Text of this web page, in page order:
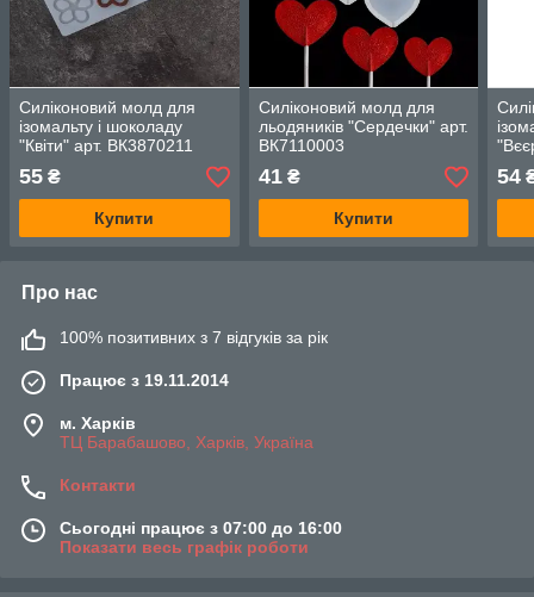
Силіконовий молд для
ізомальту і шоколаду
"Квіти" арт. ВК3870211
55 ₴
Купити
Силіконовий молд для
льодяників "Сердечки" арт.
ВК7110003
41₴
Купити
54
Про нас
100% позитивних з 7 відгуків за рік
Працює з 19.11.2014
м. Харків
ТЦ Барабашово, Харків, Україна
Контакти
Сьогодні працює з 07:00 до 16:00
Показати весь графік роботи